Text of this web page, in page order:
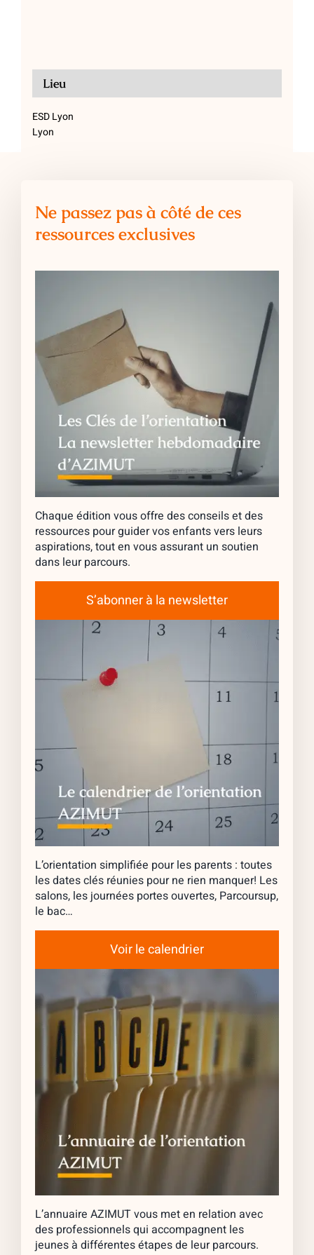
Lieu
ESD Lyon
Lyon
Ne passez pas à côté de ces
ressources exclusives
Chaque édition vous offre des conseils et des
ressources pour guider vos enfants vers leurs
aspirations, tout en vous assurant un soutien
dans leur parcours.
S’abonner à la newsletter
L’orientation simplifiée pour les parents : toutes
les dates clés réunies pour ne rien manquer! Les
salons, les journées portes ouvertes, Parcoursup,
le bac…
Voir le calendrier
L’annuaire AZIMUT vous met en relation avec
des professionnels qui accompagnent les
jeunes à différentes étapes de leur parcours.